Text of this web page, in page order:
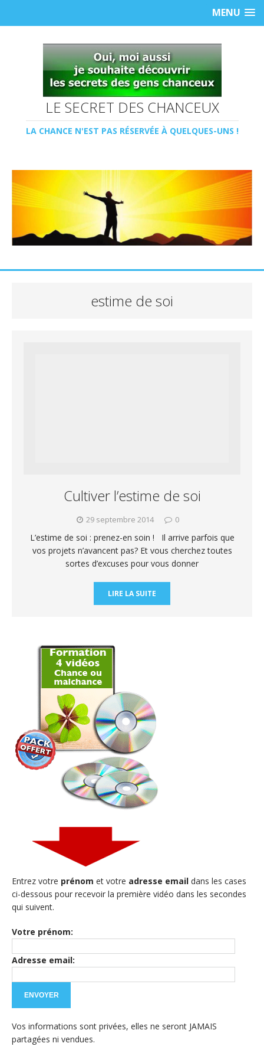
MENU
LE SECRET DES CHANCEUX
LA CHANCE N'EST PAS RÉSERVÉE À QUELQUES-UNS !
estime de soi
Cultiver l’estime de soi
29 septembre 2014 0
L’estime de soi : prenez-en soin ! Il arrive parfois que
vos projets n’avancent pas? Et vous cherchez toutes
sortes d’excuses pour vous donner
LIRE LA SUITE
Entrez votre prénom et votre adresse email dans les cases
ci-dessous pour recevoir la première vidéo dans les secondes
qui suivent.
Votre prénom:
Adresse email:
Vos informations sont privées, elles ne seront JAMAIS
partagées ni vendues.